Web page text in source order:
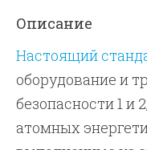
Описание
Настоящий
оборудование и
безопасности 1 и
атомных